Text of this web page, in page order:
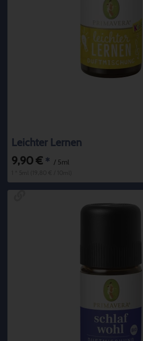
Leichter Lernen
9,90 € * / 5ml